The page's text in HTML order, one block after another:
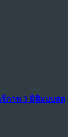
ร์ภาพ 3 มิติแบบสด